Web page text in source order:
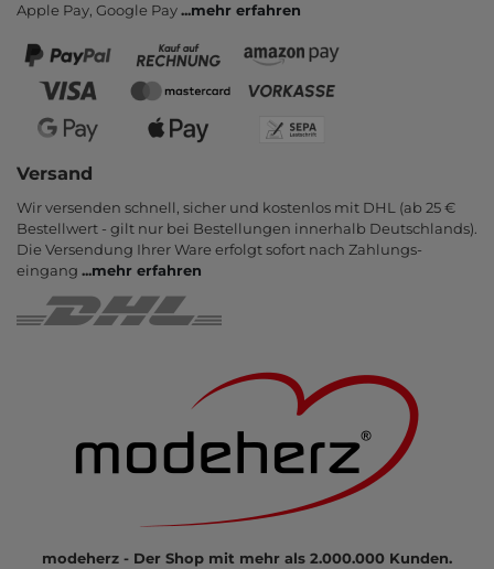
Apple Pay, Google Pay...mehr erfahren
Versand
Wir versenden schnell, sicher und kostenlos mit DHL (ab 25 €
Bestell­wert - gilt nur bei Bestel­lungen inner­halb Deutsch­lands).
Die Ver­sendung Ihrer Ware er­folgt sofort nach Zahlungs­
eingang ...mehr erfahren
modeherz - Der Shop mit mehr als 2.000.000 Kunden.